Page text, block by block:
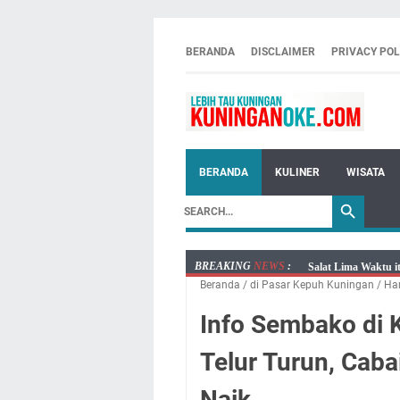
BERANDA DISCLAIMER PRIVACY
BERANDA KULINER WISATA
BREAKING NEWS :
Salat Lima Waktu
Menenangkan, Ini
Nobar Final Piala
Warga Mulai
Kamuning
Uniku Jadi Tuan
Beranda / di Pasar Kepuh Kuningan /
Info Sembako di
Telur Turun,